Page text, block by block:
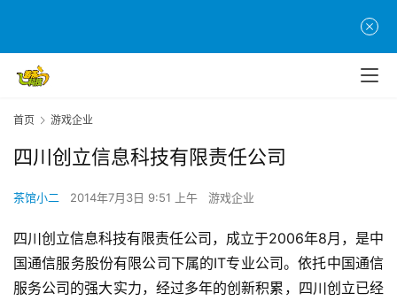
首页 游戏企业
四川创立信息科技有限责任公司
茶馆小二 2014年7月3日 9:51 上午 游戏企业
四川创立信息科技有限责任公司，成立于2006年8月，是中
国通信服务股份有限公司下属的IT专业公司。依托中国通信
服务公司的强大实力，经过多年的创新积累，四川创立已经